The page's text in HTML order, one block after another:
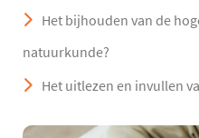
Het bijhouden van de
natuurkunde?
Het uitlezen en invullen